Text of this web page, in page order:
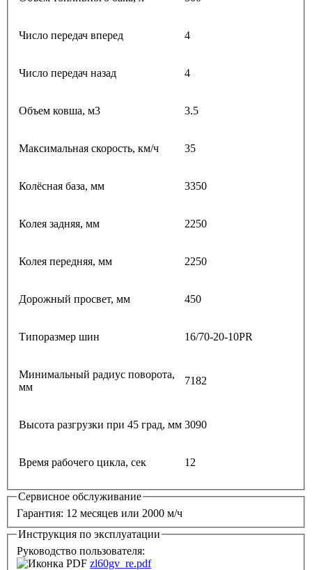
Число передач вперед 4
Число передач назад 4
Объем ковша, м3 3.5
Максимальная скорость, км/ч 35
Колёсная база, мм 3350
Колея задняя, мм 2250
Колея передняя, мм 2250
Дорожный просвет, мм 450
Типоразмер шин 16/70-20-10PR
Минимальный радиус поворота,
мм
7182
Высота разгрузки при 45 град, мм 3090
Время рабочего цикла, сек 12
Сервисное обслуживание
Гарантия: 12 месяцев или 2000 м/ч
Инструкция по эксплуатации
Руководство пользователя:
zl60gv_re.pdf